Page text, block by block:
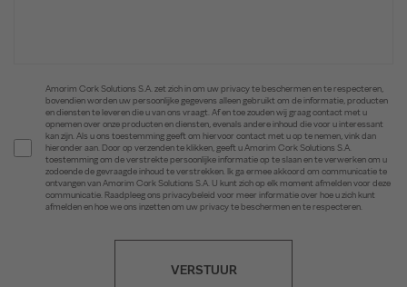
Amorim Cork Solutions S.A. zet zich in om uw privacy te beschermen en te respecteren,
bovendien worden uw persoonlijke gegevens alleen gebruikt om de informatie, producten
en diensten te leveren die u van ons vraagt. Af en toe zouden wij graag contact met u
opnemen over onze producten en diensten, evenals andere inhoud die voor u interessant
kan zijn. Als u ons toestemming geeft om hiervoor contact met u op te nemen, vink dan
hieronder aan. Door op verzenden te klikken, geeft u Amorim Cork Solutions S.A.
toestemming om de verstrekte persoonlijke informatie op te slaan en te verwerken om u
zodoende de gevraagde inhoud te verstrekken. Ik ga ermee akkoord om communicatie te
ontvangen van Amorim Cork Solutions S.A. U kunt zich op elk moment afmelden voor deze
communicatie. Raadpleeg ons privacybeleid voor meer informatie over hoe u zich kunt
afmelden en hoe we ons inzetten om uw privacy te beschermen en te respecteren.
VERSTUUR